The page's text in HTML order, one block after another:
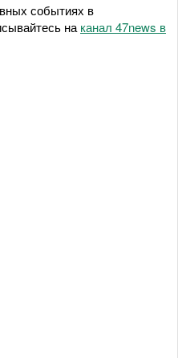
событиях в
на канал 47news в